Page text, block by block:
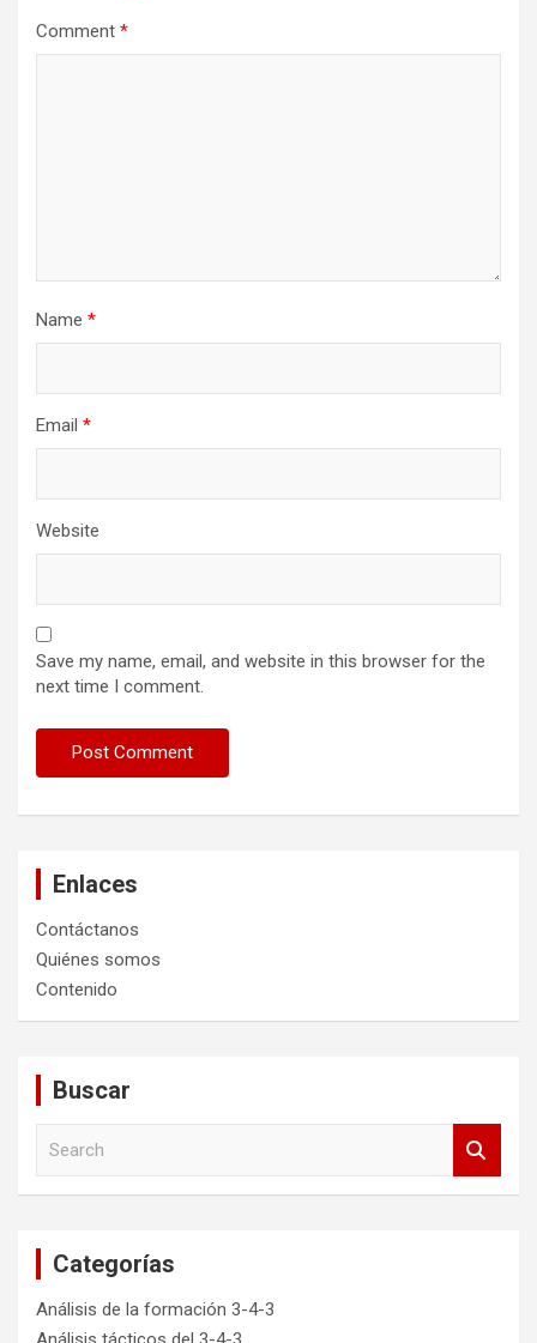
Comment *
Name *
Email *
Website
Save my name, email, and website in this browser for the
next time I comment.
Enlaces
Contáctanos
Quiénes somos
Contenido
Buscar
Categorías
Análisis de la formación 3-4-3